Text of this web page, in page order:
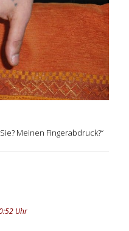
Meinen Fingerabdruck?“
Uhr